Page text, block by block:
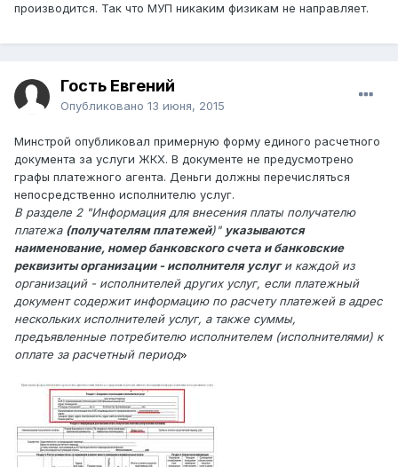
производится. Так что МУП никаким физикам не направляет.
Гость Евгений
Опубликовано 13 июня, 2015
Минстрой опубликовал примерную форму единого расчетного
документа за услуги ЖКХ. В документе не предусмотрено
графы платежного агента. Деньги должны перечисляться
непосредственно исполнителю услуг.
В разделе 2 "Информация для внесения платы получателю
платежа (получателям платежей)" указываются
наименование, номер банковского счета и банковские
реквизиты организации - исполнителя услуги каждой из
организаций - исполнителей других услуг, если платежный
документ содержит информацию по расчету платежей в адрес
нескольких исполнителей услуг, а также суммы,
предъявленные потребителю исполнителем (исполнителями) к
оплате за расчетный период»